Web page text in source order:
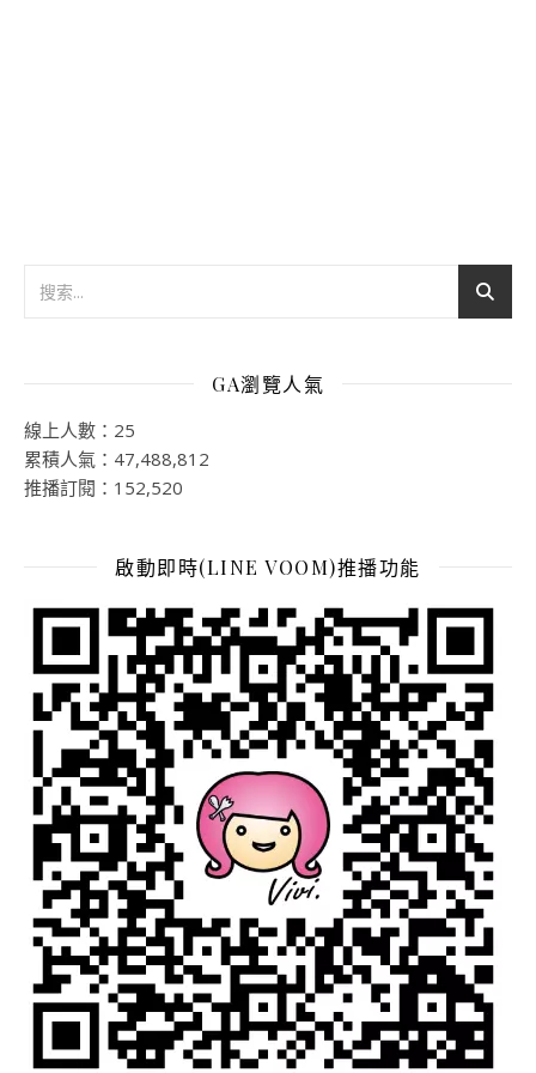
GA瀏覽人氣
線上人數：25
累積人氣：47,488,812
推播訂閱：152,520
啟動即時(LINE VOOM)推播功能